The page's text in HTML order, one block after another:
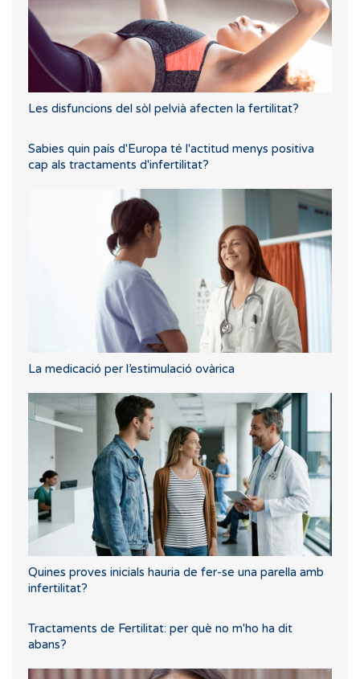
Les disfuncions del sòl pelvià afecten la fertilitat?
Sabies quin país d'Europa té l'actitud menys positiva
cap als tractaments d'infertilitat?
La medicació per l’estimulació ovàrica
Quines proves inicials hauria de fer-se una parella amb
infertilitat?
Tractaments de Fertilitat: per què no m'ho ha dit
abans?